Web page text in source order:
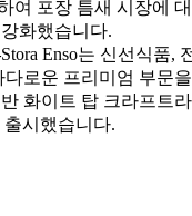
여 포장 틈새 시장에
화했습니다.
Stora Enso는 신선식품,
로운 프리미엄 부문
화이트 탑 크라프트
출시했습니다.